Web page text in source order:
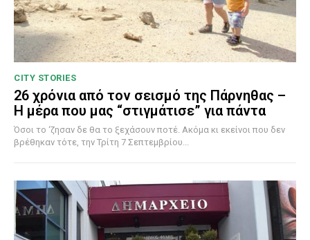
CITY STORIES
26 χρόνια από τον σεισμό της Πάρνηθας –
Η μέρα που μας “στιγμάτισε” για πάντα
Όσοι το ‘ζησαν δε θα το ξεχάσουν ποτέ. Ακόμα κι εκείνοι που δεν
βρέθηκαν τότε, την Τρίτη 7 Σεπτεμβρίου...